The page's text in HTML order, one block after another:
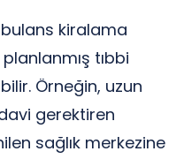
kiralama
tıbbi
Örneğin, uzun
gerektiren
sağlık merkezine